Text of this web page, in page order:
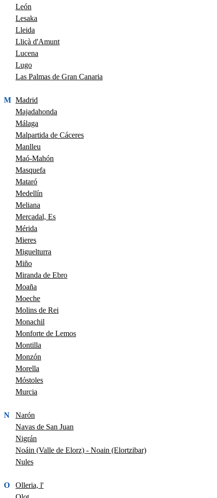
León
Lesaka
Lleida
Lliçà d'Amunt
Lucena
Lugo
Las Palmas de Gran Canaria
M Madrid
Majadahonda
Málaga
Malpartida de Cáceres
Manlleu
Maó-Mahón
Masquefa
Mataró
Medellín
Meliana
Mercadal, Es
Mérida
Mieres
Miguelturra
Miño
Miranda de Ebro
Moaña
Moeche
Molins de Rei
Monachil
Monforte de Lemos
Montilla
Monzón
Morella
Móstoles
Murcia
N
Narón
Navas de San Juan
Nigrán
Noáin (Valle de Elorz) - Noain (Elortzibar)
Nules
O
Olleria, l'